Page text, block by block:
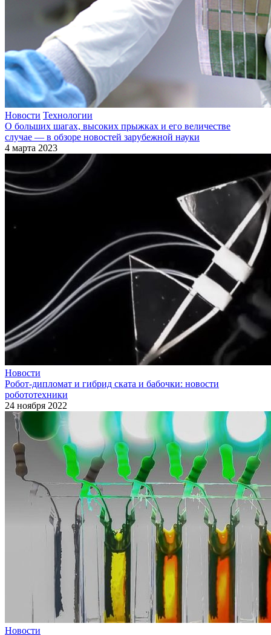
Новости Технологии
О больших шагах, высоких прыжках и его величестве
случае — ​в обзоре новостей зарубежной науки
4 марта 2023
Новости
Робот-дипломат и гибрид ската и бабочки: новости
робототехники
24 ноября 2022
Новости